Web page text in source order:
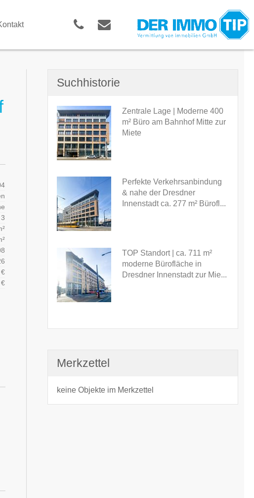
3
Suchhistorie
Zentrale Lage | Moderne 400
m² Büro am Bahnhof Mitte zur
Miete
Perfekte Verkehrsanbindung
& nahe der Dresdner
Innenstadt ca. 277 m² Bürofl...
TOP Standort | ca. 711 m²
moderne Bürofläche in
Dresdner Innenstadt zur Mie...
Merkzettel
keine Objekte im Merkzettel